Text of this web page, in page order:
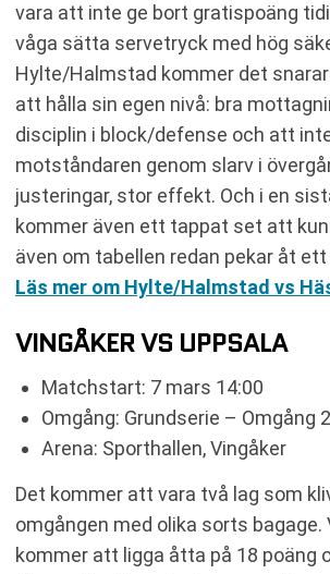
vara att inte ge bort gratispoäng
våga sätta servetryck med hög
Hylte/Halmstad kommer det
att hålla sin egen nivå: bra
disciplin i block/defense och att
motståndaren genom slarv i
justeringar, stor effekt. Och i en
kommer även ett tappat set att
även om tabellen redan pekar åt
Läs mer om Hylte/Halmstad vs
VINGÅKER VS UPPSALA
Matchstart: 7 mars 14:00
Omgång: Grundserie – Omgång
Arena: Sporthallen, Vingåker
Det kommer att vara två lag som
omgången med olika sorts bagage.
kommer att ligga åtta på 18 poäng